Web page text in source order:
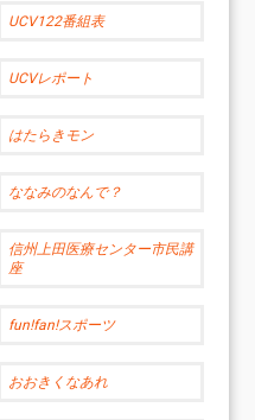
UCV122番組表
UCVレポート
はたらきモン
ななみのなんで？
信州上田医療センター市民講
座
fun!fan!スポーツ
おおきくなあれ